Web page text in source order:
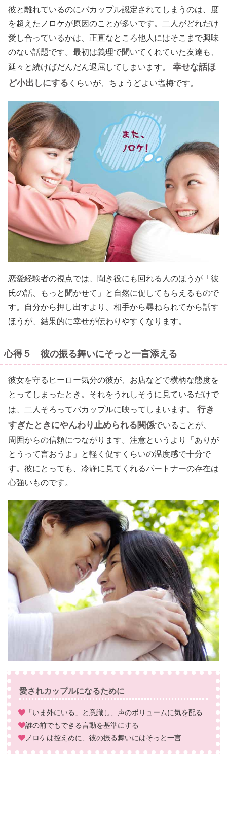
彼と離れているのにバカップル認定されてしまうのは、度
を超えたノロケが原因のことが多いです。二人がどれだけ
愛し合っているかは、正直なところ他人にはそこまで興味
のない話題です。最初は義理で聞いてくれていた友達も、
延々と続けばだんだん退屈してしまいます。
幸せな話ほ
ど小出しにする くらいが、ちょうどよい塩梅です。
恋愛経験者の視点では、聞き役にも回れる人のほうが「彼
氏の話、もっと聞かせて」と自然に促してもらえるもので
す。自分から押し出すより、相手から尋ねられてから話す
ほうが、結果的に幸せが伝わりやすくなります。
心得５ 彼の振る舞いにそっと一言添える
彼女を守るヒーロー気分の彼が、お店などで横柄な態度を
とってしまったとき。それをうれしそうに見ているだけで
は、二人そろってバカップルに映ってしまいます。
行き
すぎたときにやんわり止められる関係でいることが、
周囲からの信頼につながります。注意というより「ありが
とうって言おうよ」と軽く促すくらいの温度感で十分で
す。彼にとっても、冷静に見てくれるパートナーの存在は
心強いものです。
愛されカップルになるために
「いま外にいる」と意識し、声のボリュームに気を配る
誰の前でもできる言動を基準にする
ノロケは控えめに、彼の振る舞いにはそっと一言